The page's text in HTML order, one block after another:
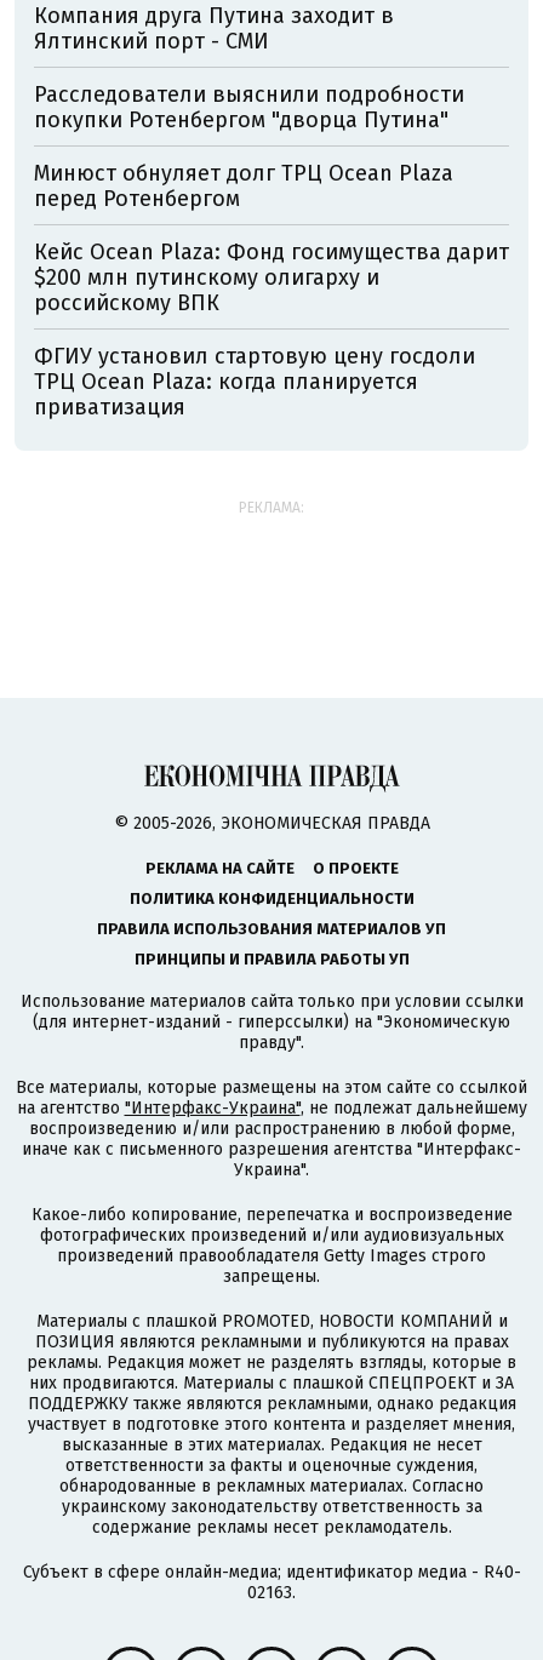
Компания друга Путина заходит в
Ялтинский порт - СМИ
Расследователи выяснили подробности
покупки Ротенбергом "дворца Путина"
Минюст обнуляет долг ТРЦ Ocean Plaza
перед Ротенбергом
Кейс Ocean Plaza: Фонд госимущества дарит
$200 млн путинскому олигарху и
российскому ВПК
ФГИУ установил стартовую цену госдоли
ТРЦ Ocean Plaza: когда планируется
приватизация
РЕКЛАМА:
© 2005-2026, ЭКОНОМИЧЕСКАЯ ПРАВДА
РЕКЛАМА НА САЙТЕ
О ПРОЕКТЕ
ПОЛИТИКА КОНФИДЕНЦИАЛЬНОСТИ
ПРАВИЛА ИСПОЛЬЗОВАНИЯ МАТЕРИАЛОВ УП
ПРИНЦИПЫ И ПРАВИЛА РАБОТЫ УП
Использование материалов сайта только при условии ссылки
(для интернет-изданий - гиперссылки) на "Экономическую
правду".
Все материалы, которые размещены на этом сайте со ссылкой
на агентство "Интерфакс-Украина", не подлежат дальнейшему
воспроизведению и/или распространению в любой форме,
иначе как с письменного разрешения агентства "Интерфакс-
Украина".
Какое-либо копирование, перепечатка и воспроизведение
фотографических произведений и/или аудиовизуальных
произведений правообладателя Getty Images строго
запрещены.
Материалы с плашкой PROMOTED, НОВОСТИ КОМПАНИЙ и
ПОЗИЦИЯ являются рекламными и публикуются на правах
рекламы. Редакция может не разделять взгляды, которые в
них продвигаются. Материалы с плашкой СПЕЦПРОЕКТ и ЗА
ПОДДЕРЖКУ также являются рекламными, однако редакция
участвует в подготовке этого контента и разделяет мнения,
высказанные в этих материалах. Редакция не несет
ответственности за факты и оценочные суждения,
обнародованные в рекламных материалах. Согласно
украинскому законодательству ответственность за
содержание рекламы несет рекламодатель.
Субъект в сфере онлайн-медиа; идентификатор медиа - R40-
02163.